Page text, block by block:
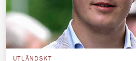
UTLÄNDSKT